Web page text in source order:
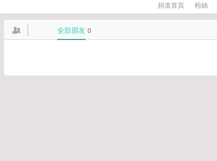
頻道首頁 粉絲
全部朋友 0